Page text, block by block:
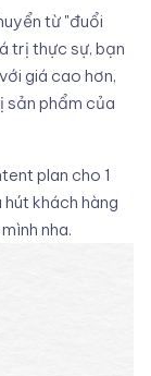
từ "đuổi
trị thực sự, bạn
giá cao hơn,
sản phẩm của
plan cho 1
khách hàng
nha.